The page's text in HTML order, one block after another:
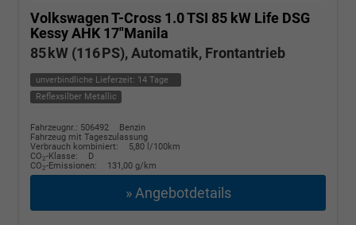
Volkswagen T-Cross 1.0 TSI 85 kW Life DSG
Kessy AHK 17"Manila
85 kW (116 PS), Automatik, Frontantrieb
unverbindliche Lieferzeit: 14 Tage
Reflexsilber Metallic
Fahrzeugnr.: 506492
Benzin
Fahrzeug mit Tageszulassung
Verbrauch kombiniert:
5,80 l/100km
CO2-Klasse:
D
CO2-Emissionen: 131,00 g/km
» Angebotdetails